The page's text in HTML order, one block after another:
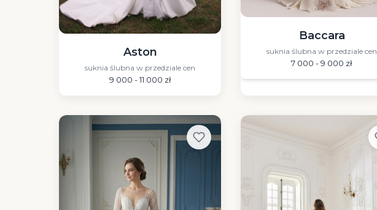
Aston
suknia ślubna w przedziale cen
9 000 - 11 000 zł
Baccara
suknia ślubna w przedziale cen
7 000 - 9 000 zł